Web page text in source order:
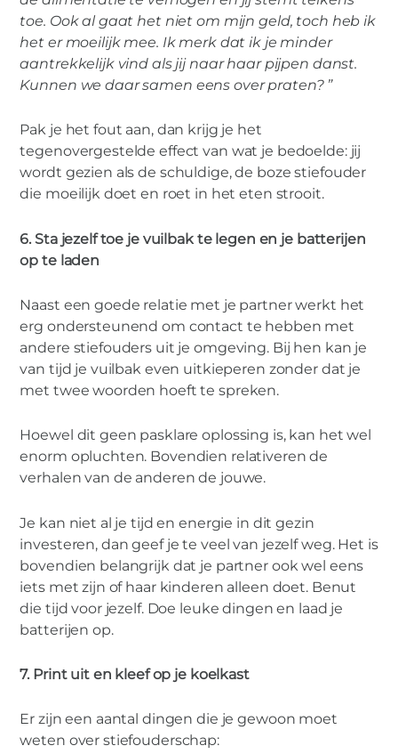
toe. Ook al gaat het niet om mijn geld, toch heb ik
het er moeilijk mee. Ik merk dat ik je minder
aantrekkelijk vind als jij naar haar pijpen danst.
Kunnen we daar samen eens over praten? ”
Pak je het fout aan, dan krijg je het
tegenovergestelde effect van wat je bedoelde: jij
wordt gezien als de schuldige, de boze stiefouder
die moeilijk doet en roet in het eten strooit.
6. Sta jezelf toe je vuilbak te legen en je batterijen
op te laden
Naast een goede relatie met je partner werkt het
erg ondersteunend om contact te hebben met
andere stiefouders uit je omgeving. Bij hen kan je
van tijd je vuilbak even uitkieperen zonder dat je
met twee woorden hoeft te spreken.
Hoewel dit geen pasklare oplossing is, kan het wel
enorm opluchten. Bovendien relativeren de
verhalen van de anderen de jouwe.
Je kan niet al je tijd en energie in dit gezin
investeren, dan geef je te veel van jezelf weg. Het is
bovendien belangrijk dat je partner ook wel eens
iets met zijn of haar kinderen alleen doet. Benut
die tijd voor jezelf. Doe leuke dingen en laad je
batterijen op.
7. Print uit en kleef op je koelkast
Er zijn een aantal dingen die je gewoon moet
weten over stiefouderschap: